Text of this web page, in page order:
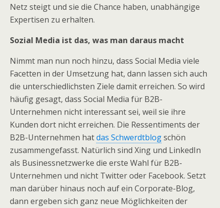
Netz steigt und sie die Chance haben, unabhängige
Expertisen zu erhalten.
Sozial Media ist das, was man daraus macht
Nimmt man nun noch hinzu, dass Social Media viele
Facetten in der Umsetzung hat, dann lassen sich auch
die unterschiedlichsten Ziele damit erreichen. So wird
häufig gesagt, dass Social Media für B2B-
Unternehmen nicht interessant sei, weil sie ihre
Kunden dort nicht erreichen. Die Ressentiments der
B2B-Unternehmen hatdas Schwerdtblogschön
zusammengefasst. Natürlich sind Xing und LinkedIn
als Businessnetzwerke die erste Wahl für B2B-
Unternehmen und nicht Twitter oder Facebook. Setzt
man darüber hinaus noch auf ein Corporate-Blog,
dann ergeben sich ganz neue Möglichkeiten der